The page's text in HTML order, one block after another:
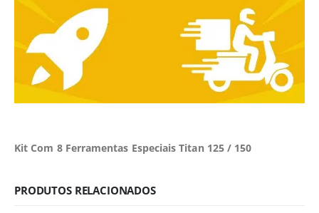
Kit Com 8 Ferramentas Especiais Titan 125 / 150
PRODUTOS RELACIONADOS